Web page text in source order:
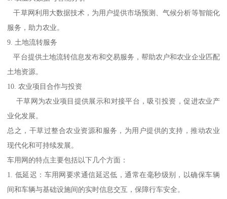
干草网利用大数据技术，为用户提供市场预测、气候分析等智能化
服务，助力农业。
9. 土地流转服务
平台提供土地流转信息发布和交易服务，帮助农户和农业企业匹配
土地资源。
10. 农业项目合作与投资
干草网为农业项目提供展示和对接平台，吸引投资，促进农业产
业化发展。
总之，干草过整合农业资源和服务，为用户提供的支持，推动农业
现代化和可持续发展。
车用网的特点主要包括以下几个方面：
1. 低延迟：车用网要求通信延迟低，通常在毫秒级别，以确保车辆
间和车辆与基础设施间的实时信息交互，保障行车安全。